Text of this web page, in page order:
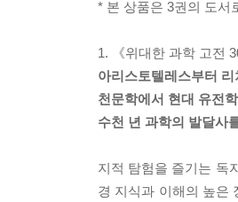
* 본 상품은 3권의 도서
1. 《위대한 과학 고전
아리스토텔레스부터 리
천문학에서 현대 유전
수천 년 과학의 발달사
지적 탐험을 즐기는 독
경 지식과 이해의 높은